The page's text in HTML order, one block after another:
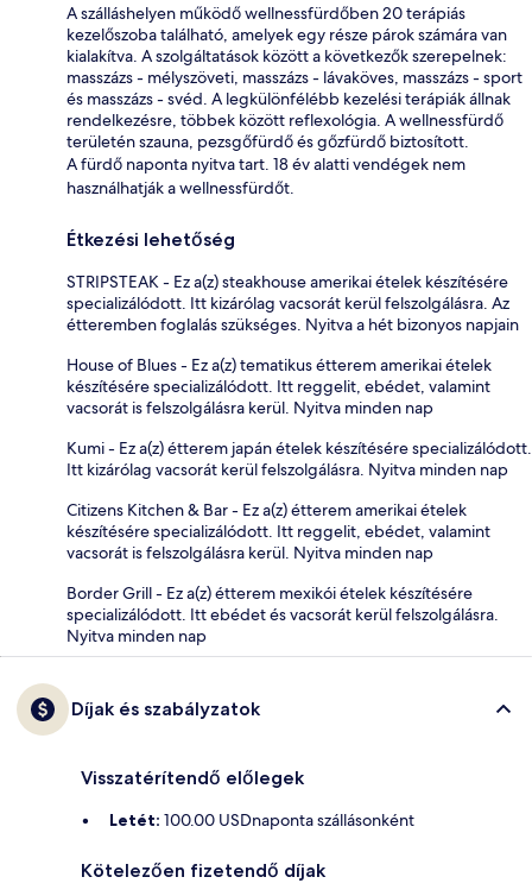
A szálláshelyen működő wellnessfürdőben 20 terápiás
kezelőszoba található, amelyek egy része párok számára van
kialakítva. A szolgáltatások között a következők szerepelnek:
masszázs - mélyszöveti, masszázs - lávaköves, masszázs - sport
és masszázs - svéd. A legkülönfélébb kezelési terápiák állnak
rendelkezésre, többek között reflexológia. A wellnessfürdő
területén szauna, pezsgőfürdő és gőzfürdő biztosított.
A fürdő naponta nyitva tart. 18 év alatti vendégek nem
használhatják a wellnessfürdőt.
Étkezési lehetőség
STRIPSTEAK - Ez a(z) steakhouse amerikai ételek készítésére
specializálódott. Itt kizárólag vacsorát kerül felszolgálásra. Az
étteremben foglalás szükséges. Nyitva a hét bizonyos napjain
House of Blues - Ez a(z) tematikus étterem amerikai ételek
készítésére specializálódott. Itt reggelit, ebédet, valamint
vacsorát is felszolgálásra kerül. Nyitva minden nap
Kumi - Ez a(z) étterem japán ételek készítésére specializálódott.
Itt kizárólag vacsorát kerül felszolgálásra. Nyitva minden nap
Citizens Kitchen & Bar - Ez a(z) étterem amerikai ételek
készítésére specializálódott. Itt reggelit, ebédet, valamint
vacsorát is felszolgálásra kerül. Nyitva minden nap
Border Grill - Ez a(z) étterem mexikói ételek készítésére
specializálódott. Itt ebédet és vacsorát kerül felszolgálásra.
Nyitva minden nap
Díjak és szabályzatok
Visszatérítendő előlegek
Letét: 100.00 USDnaponta szállásonként
Kötelezően fizetendő díjak